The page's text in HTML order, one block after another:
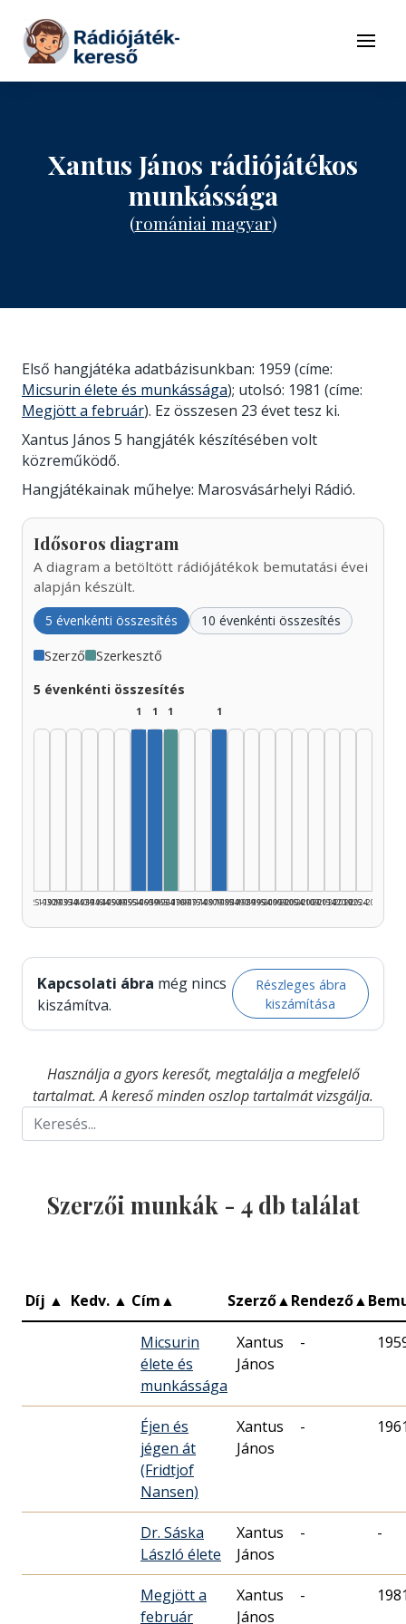
Tovább a tartalomhoz
Menü
Xantus János rádiójátékos
munkássága
(romániai magyar)
Első hangjátéka adatbázisunkban: 1959 (címe:
Micsurin élete és munkássága); utolsó: 1981 (címe:
Megjött a február). Ez összesen 23 évet tesz ki.
Xantus János 5 hangjáték készítésében volt
közreműködő.
Hangjátékainak műhelye: Marosvásárhelyi Rádió.
Idősoros diagram
A diagram a betöltött rádiójátékok bemutatási évei
alapján készült.
5 évenkénti összesítés 10 évenkénti összesítés
Szerző Szerkesztő
5 évenkénti összesítés
1925–1929
1930–1934
1935–1939
1940–1944
1945–1949
1950–1954
1
1955–1959
1
1960–1964
1
1965–1969
1970–1974
1975–1979
1
1980–1984
1985–1989
1990–1994
1995–1999
2000–2004
2005–2009
2010–2014
2015–2019
2020–2024
2025–2026
Kapcsolati ábra még nincs
kiszámítva.
Részleges ábra
kiszámítása
Használja a gyors keresőt, megtalálja a megfelelő
tartalmat. A kereső minden oszlop tartalmát vizsgálja.
Szerzői munkák - 4db találat
Díj ▲ Kedv. ▲ Cím▲ Szerző▲Rendező▲
Micsurin
élete és
munkássága
Xantus
János
-
Éjen és
jégen át
(Fridtjof
Nansen)
Xantus
János
-
Dr. Sáska
László élete
Xantus
János
- -
Megjött a
február
Xantus
János
-